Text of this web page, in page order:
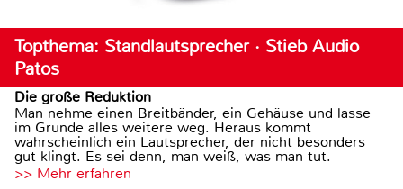
Topthema: Standlautsprecher · Stieb Audio
Patos
Die große Reduktion
Man nehme einen Breitbänder, ein Gehäuse und lasse
im Grunde alles weitere weg. Heraus kommt
wahrscheinlich ein Lautsprecher, der nicht besonders
gut klingt. Es sei denn, man weiß, was man tut.
>> Mehr erfahren